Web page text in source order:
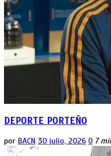
DEPORTE PORTEÑO
por BACN 30 julio, 2026 0 7